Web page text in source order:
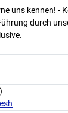
uns kennen! -
durch